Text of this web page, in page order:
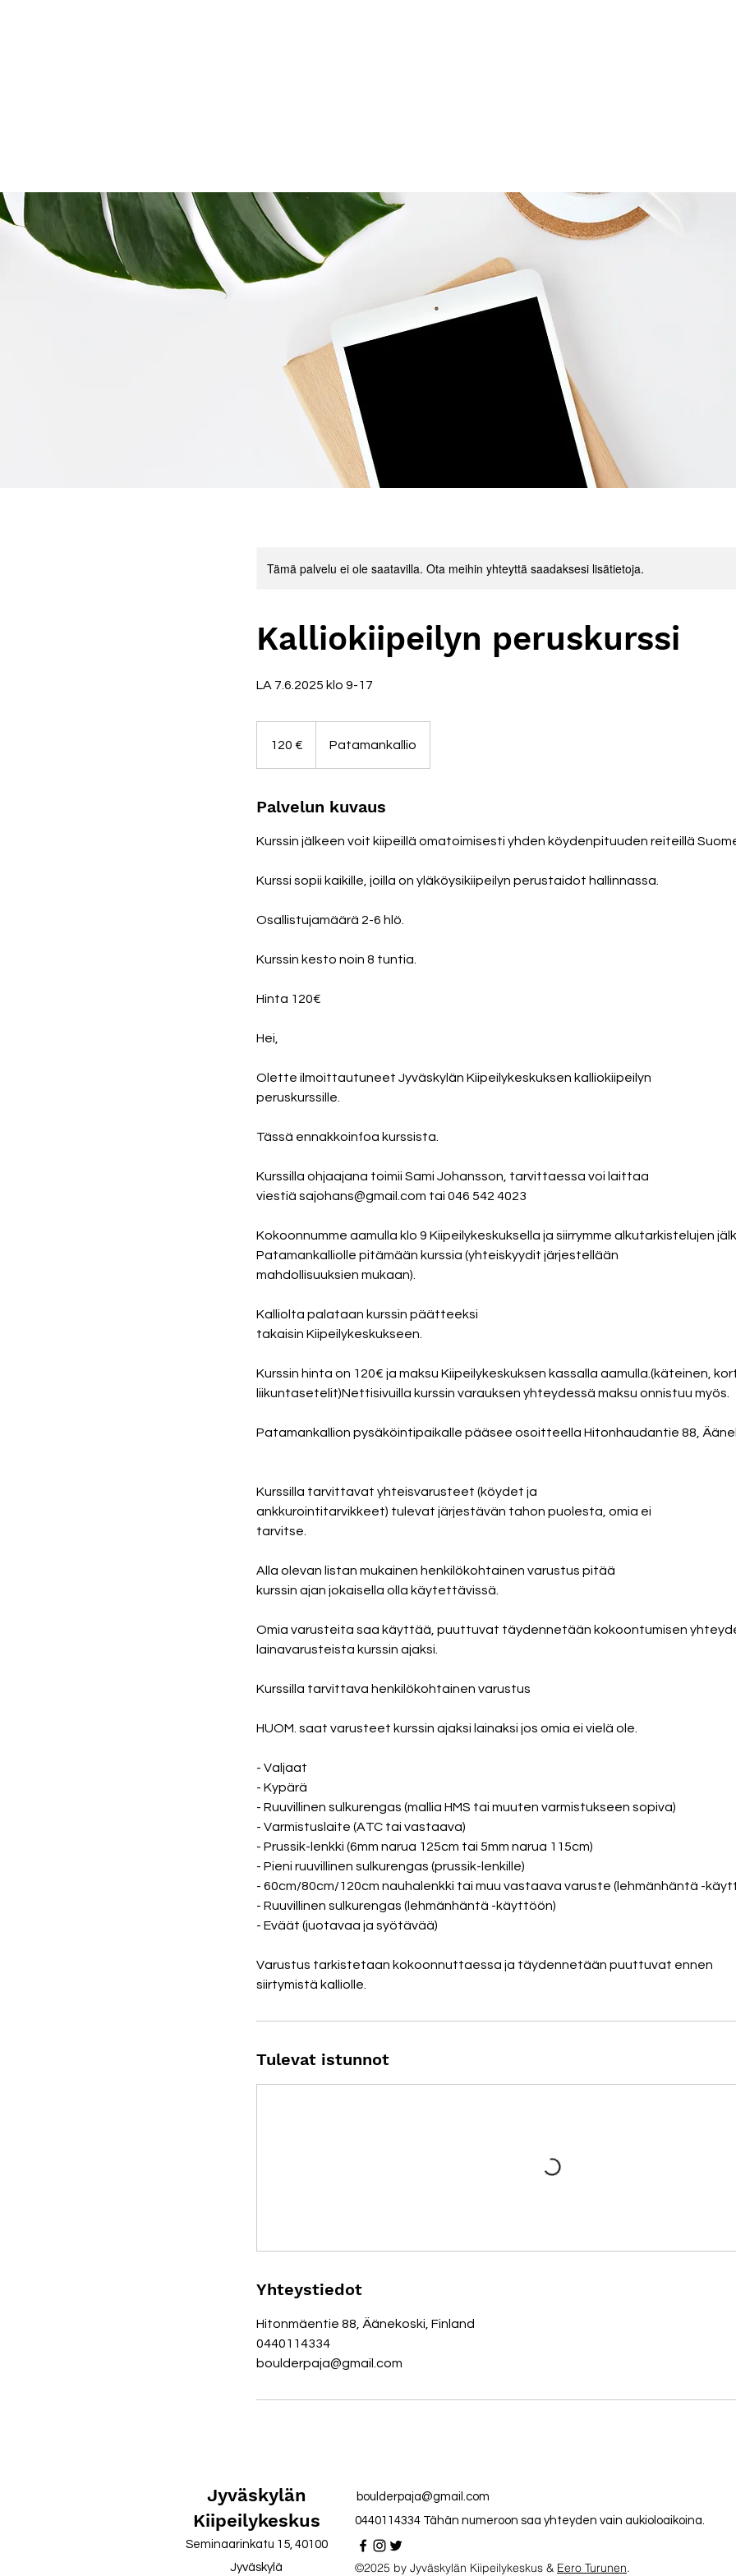
Tämä palvelu ei ole saatavilla. Ota meihin yhteyttä saadaksesi lisätietoja.
Kalliokiipeilyn peruskurssi
LA 7.6.2025 klo 9-17
120 € Patamankallio
Palvelun kuvaus
Kurssin jälkeen voit kiipeillä omatoimisesti yhden köydenpituuden reiteillä
Kurssi sopii kaikille, joilla on yläköysikiipeilyn perustaidot hallinnassa.
Osallistujamäärä 2-6 hlö.
Kurssin kesto noin 8 tuntia.
Hinta 120€
Hei,
Olette ilmoittautuneet Jyväskylän Kiipeilykeskuksen kalliokiipeilyn
peruskurssille.
Tässä ennakkoinfoa kurssista.
Kurssilla ohjaajana toimii Sami Johansson, tarvittaessa voi laittaa
viestiä sajohans@gmail.com tai 046 542 4023
Kokoonnumme aamulla klo 9 Kiipeilykeskuksella ja siirrymme alkutarkistelujen
Patamankalliolle pitämään kurssia (yhteiskyydit järjestellään
mahdollisuuksien mukaan).
Kalliolta palataan kurssin päätteeksi
takaisin Kiipeilykeskukseen.
Kurssin hinta on 120€ ja maksu Kiipeilykeskuksen kassalla aamulla.(käteinen,
liikuntasetelit)Nettisivuilla kurssin varauksen yhteydessä maksu onnistuu myös.
Patamankallion pysäköintipaikalle pääsee osoitteella Hitonhaudantie 88,
Kurssilla tarvittavat yhteisvarusteet (köydet ja
ankkurointitarvikkeet) tulevat järjestävän tahon puolesta, omia ei
tarvitse.
Alla olevan listan mukainen henkilökohtainen varustus pitää
kurssin ajan jokaisella olla käytettävissä.
Omia varusteita saa käyttää, puuttuvat täydennetään kokoontumisen
lainavarusteista kurssin ajaksi.
Kurssilla tarvittava henkilökohtainen varustus
HUOM. saat varusteet kurssin ajaksi lainaksi jos omia ei vielä ole.
- Valjaat
- Kypärä
- Ruuvillinen sulkurengas (mallia HMS tai muuten varmistukseen sopiva)
- Varmistuslaite (ATC tai vastaava)
- Prussik-lenkki (6mm narua 125cm tai 5mm narua 115cm)
- Pieni ruuvillinen sulkurengas (prussik-lenkille)
- 60cm/80cm/120cm nauhalenkki tai muu vastaava varuste (lehmänhäntä -
- Ruuvillinen sulkurengas (lehmänhäntä -käyttöön)
- Eväät (juotavaa ja syötävää)
Varustus tarkistetaan kokoonnuttaessa ja täydennetään puuttuvat ennen
siirtymistä kalliolle.
Tulevat istunnot
Yhteystiedot
Hitonmäentie 88, Äänekoski, Finland
0440114334
boulderpaja@gmail.com
Jyväskylän
Kiipeilykeskus
Seminaarinkatu 15, 40100
Jyväskylä
boulderpaja@gmail.com
0440114334 Tähän numeroon saa yhteyden vain aukioloaikoina.
©2025 by Jyväskylän Kiipeilykeskus & Eero Turunen.